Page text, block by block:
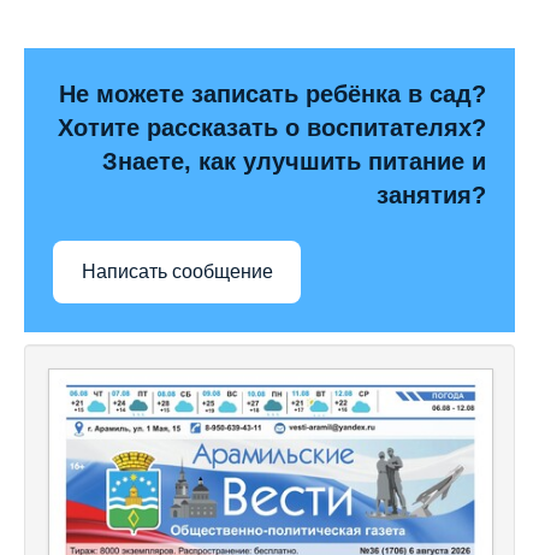
Не можете записать ребёнка в сад?
Хотите рассказать о воспитателях?
Знаете, как улучшить питание и
занятия?
Написать сообщение